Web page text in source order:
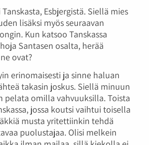
Esbjergistä. Siellä mies
lisäksi myös seuraavan
Kun katsoo Tanskassa
Santasen osalta, herää
ovat?
erinomaisesti ja sinne haluan
takasin joskus. Siellä minuun
pelata omilla vahvuuksilla. Toista
jossa koutsi vaihtui toisella
musta yritettiinkin tehdä
puolustajaa. Olisi melkein